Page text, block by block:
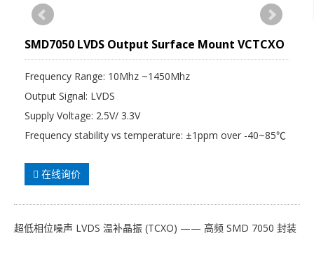
SMD7050 LVDS Output Surface Mount VCTCXO
Frequency Range: 10Mhz ~1450Mhz
Output Signal: LVDS
Supply Voltage: 2.5V/ 3.3V
Frequency stability vs temperature: ±1ppm over -40~85℃
在线询价
超低相位噪声 LVDS 温补晶振 (TCXO) —— 高频 SMD 7050 封装